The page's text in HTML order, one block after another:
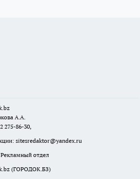
.bz
А.А.
275-86-30,
sitesredaktor@yandex.ru
Рекламный отдел
(ГОРОДОК.БЗ)